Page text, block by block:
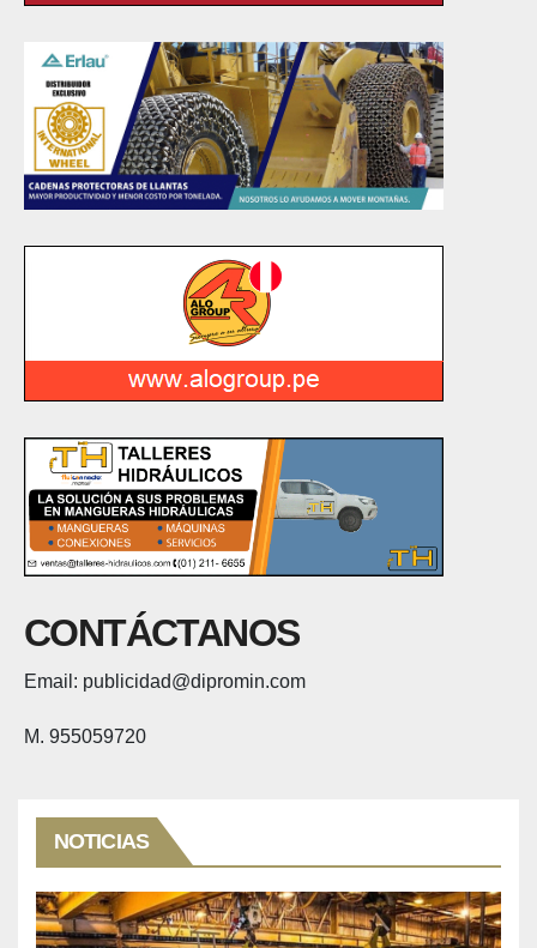
CONTÁCTANOS
Email: publicidad@dipromin.com
M. 955059720
NOTICIAS